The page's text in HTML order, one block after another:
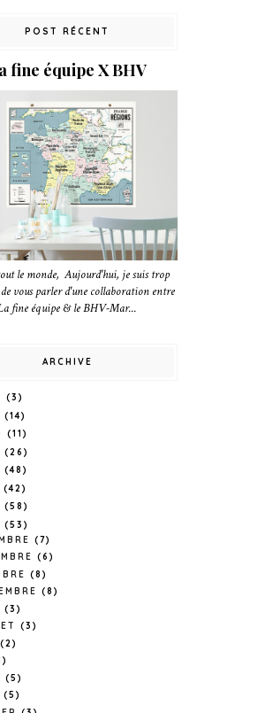
POST RÉCENT
fine équipe X BHV
le monde, Aujourd'hui, je suis trop
vous parler d'une collaboration entre
fine équipe & le BHV-Mar...
ARCHIVE
(3)
(14)
(11)
(26)
(48)
(42)
(58)
(53)
(7)
(6)
(8)
(8)
(3)
(3)
(2)
(5)
(5)